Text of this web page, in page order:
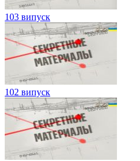
103 випуск
102 випуск